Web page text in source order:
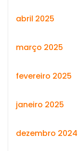
abril 2025
março 2025
fevereiro 2025
janeiro 2025
dezembro 2024